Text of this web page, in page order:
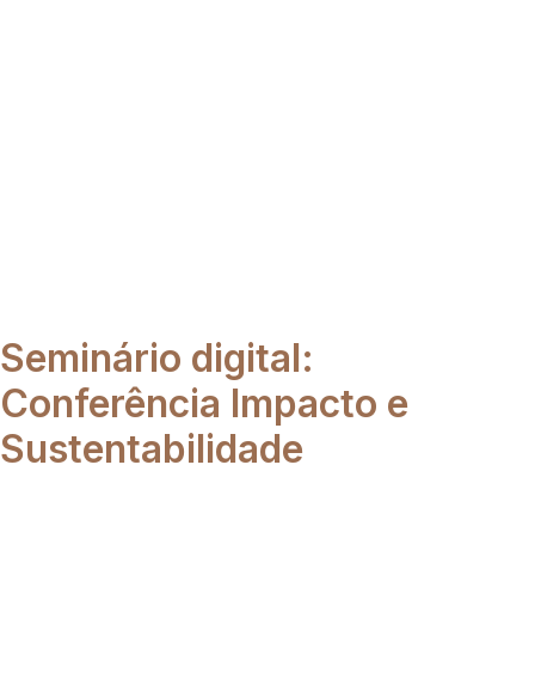
Seminário digital:
Conferência Impacto e
Sustentabilidade